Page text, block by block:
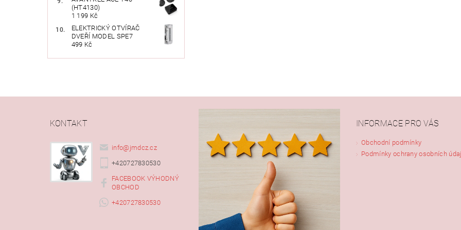
(HT4130)
1 199 Kč
ELEKTRICKÝ OTVÍRAČ
DVEŘÍ MODEL SPE7
499 Kč
KONTAKT
info@ jmdcz.cz
+420727830530
FACEBOOK VÝHODNÝ
OBCHOD
+420727830530
INFORMACE PRO VÁS
Obchodní podmínky
Podmínky ochrany osobních